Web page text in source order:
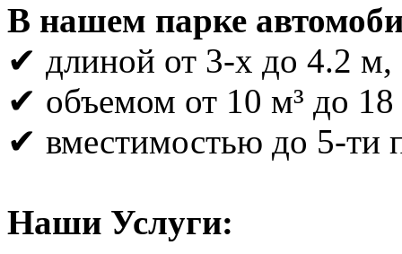
В нашем парке
✔ длиной от 3-х до 4.2 м,
✔ объемом от 10 м³ до 18
✔ вместимостью до 5-ти
Наши Услуги: